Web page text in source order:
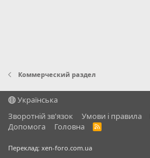
Коммерческий раздел
Українська
Зворотній зв'язок
Умови і правила
Дoпoмoга
Головна
R
Переклад: xen-foro.com.ua